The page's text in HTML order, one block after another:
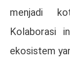
menjadi
Kolaborasi
ekosistem